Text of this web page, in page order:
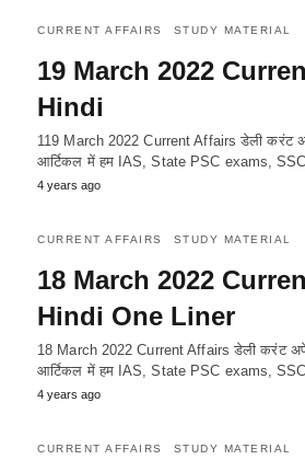
CURRENT AFFAIRS STUDY MATERIAL
19 March 2022
Hindi
119 March 2022 Current Affairs डेली करंट
आर्टिकल में हम IAS, State PSC exams,
4 years ago
CURRENT AFFAIRS STUDY MATERIAL
18 March 2022
Hindi One Liner
18 March 2022 Current Affairs डेली करंट
आर्टिकल में हम IAS, State PSC exams,
4 years ago
CURRENT AFFAIRS STUDY MATERIAL